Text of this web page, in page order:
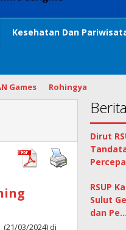
Kesehatan Dan
Games Rohingya
03/2024) di
Dirut
RSUP
Sulut
dan Pe…